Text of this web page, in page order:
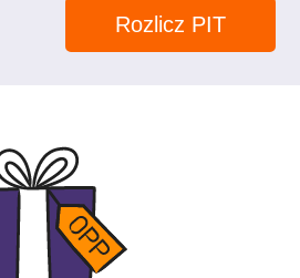
Rozlicz PIT